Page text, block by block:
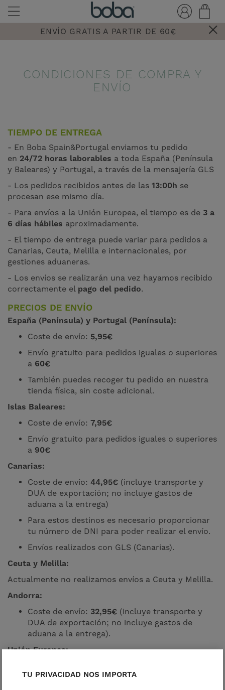
ENVÍO GRATIS A PARTIR DE 60€
CONDICIONES DE COMPRA Y
ENVÍO
TIEMPO DE ENTREGA
- En Boba Spain&Portugal enviamos tu pedido
en 24/72 horas laborables a toda España (Península
y Baleares) y Portugal, a través de la mensajería GLS
- Los pedidos recibidos antes de las 13:00h se
procesan ese mismo día.
- Para envíos a la Unión Europea, el tiempo es de 3 a
6 días hábiles aproximadamente.
- El tiempo de entrega puede variar para pedidos a
Canarias, Ceuta, Melilla e internacionales, por
gestiones aduaneras.
- Los envíos se realizarán una vez hayamos recibido
correctamente el pago del pedido.
PRECIOS DE ENVÍO
España (Península) y Portugal (Península):
Coste de envío: 5,95€
Envío gratuito para pedidos iguales o superiores
a 60€
También puedes recoger tu pedido en nuestra
tienda física, sin coste adicional.
Islas Baleares:
Coste de envío: 7,95€
Envío gratuito para pedidos iguales o superiores
a 90€
Canarias:
Coste de envío: 44,95€ (incluye transporte y
DUA de exportación; no incluye gastos de
aduana a la entrega)
Para estos destinos es necesario proporcionar
tu número de DNI para poder realizar el envío.
Envíos realizados con GLS (Canarias).
Ceuta y Melilla:
Actualmente no realizamos envíos a Ceuta y Melilla.
Andorra:
Coste de envío: 32,95€ (incluye transporte y
DUA de exportación; no incluye gastos de
aduana a la entrega).
Unión Europea:
Mónaco, Alemania, Austria, Holanda, Italia y
TU PRIVACIDAD NOS IMPORTA